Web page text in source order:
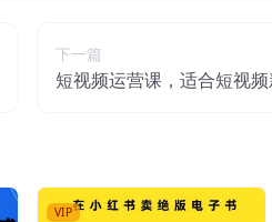
下一篇
短视频运营课，适合短视
VIP